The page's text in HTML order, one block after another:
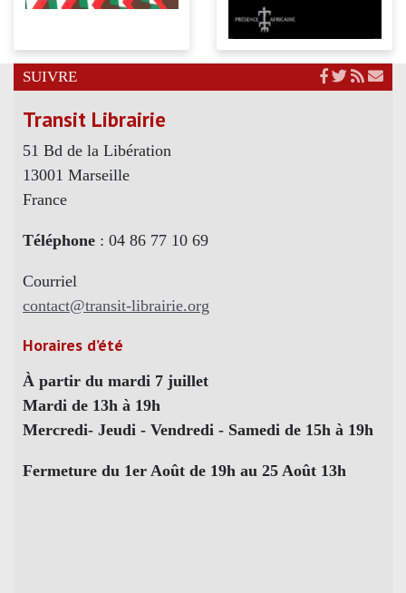
SUIVRE
Transit Librairie
51 Bd de la Libération
13001 Marseille
France
Téléphone : 04 86 77 10 69
Courriel
contact@transit-librairie.org
Horaires d’été
À partir du mardi 7 juillet
Mardi de 13h à 19h
Mercredi- Jeudi - Vendredi - Samedi de 15h à 19h
Fermeture du 1er Août de 19h au 25 Août 13h